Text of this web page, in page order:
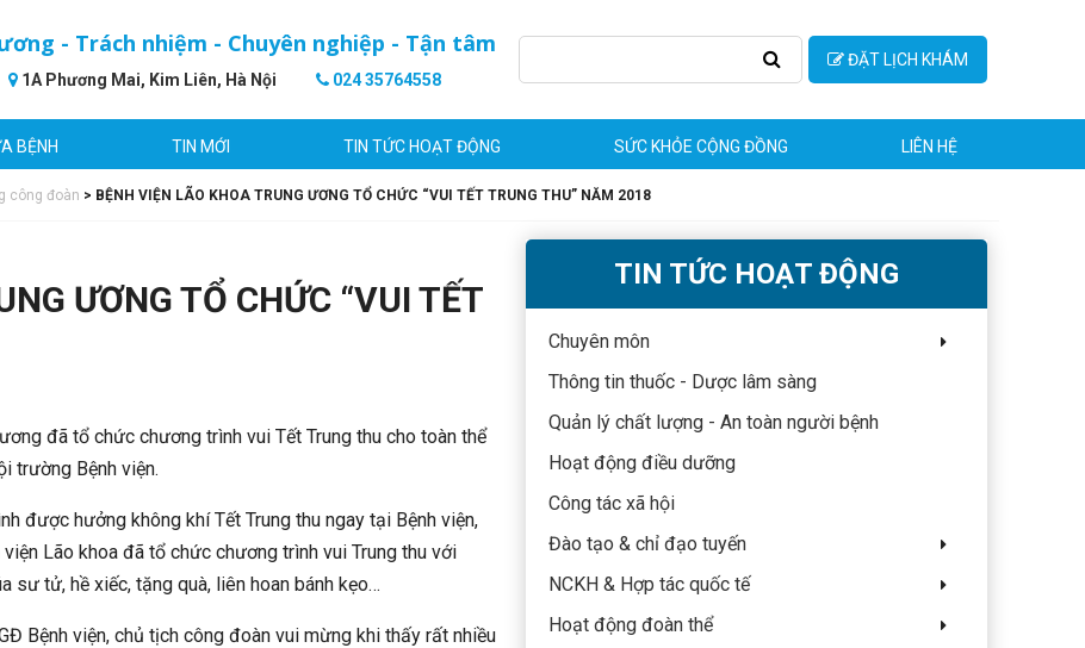
- Trách nhiệm - Chuyên nghiệp - Tận tâm
1A Phương Mai, Kim Liên, Hà Nội 024 35764558
ĐẶT LỊCH KHÁM
BỆNH TIN MỚI TIN TỨC HOẠT ĐỘNG SỨC KHỎE CỘNG ĐỒNG LIÊN HỆ
công đoàn > BỆNH VIỆN LÃO KHOA TRUNG ƯƠNG TỔ CHỨC “VUI TẾT TRUNG THU” NĂM 2018
ƯƠNG TỔ CHỨC “VUI TẾT
đã tổ chức chương trình vui Tết Trung thu cho toàn thể
trường Bệnh viện.
được hưởng không khí Tết Trung thu ngay tại Bệnh viện,
Lão khoa đã tổ chức chương trình vui Trung thu với
sư tử, hề xiếc, tặng quà, liên hoan bánh kẹo…
Bệnh viện, chủ tịch công đoàn vui mừng khi thấy rất nhiều
TIN TỨC HOẠT ĐỘNG
Chuyên môn
Thông tin thuốc - Dược lâm sàng
Quản lý chất lượng - An toàn người bệnh
Hoạt động điều dưỡng
Công tác xã hội
Đào tạo & chỉ đạo tuyến
NCKH & Hợp tác quốc tế
Hoạt động đoàn thể